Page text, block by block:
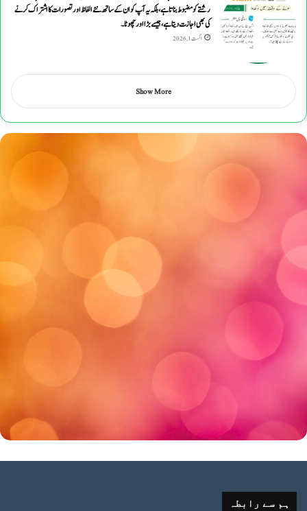
رشتے کو مضبوط بناتا ہے، بلکہ یہ آپ کو ان کے ساتھ نئے الفاظ اور تصورات کا اشتراک کرنے
کی بھی اجازت دیتا ہے ، جیسے بڑا اور چھوٹا۔
اگست 1, 2026
Show More
ہم سے رابطہ